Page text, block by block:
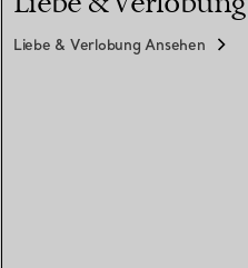
Liebe & Verlobung Ansehen